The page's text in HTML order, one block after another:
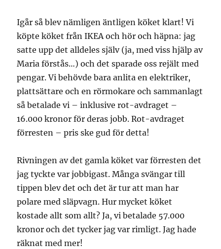
Igår så blev nämligen äntligen köket klart! Vi
köpte köket från IKEA och hör och häpna: jag
satte upp det alldeles själv (ja, med viss hjälp av
Maria förstås…) och det sparade oss rejält med
pengar. Vi behövde bara anlita en elektriker,
plattsättare och en rörmokare och sammanlagt
så betalade vi – inklusive rot-avdraget –
16.000 kronor för deras jobb. Rot-avdraget
förresten – pris ske gud för detta!
Rivningen av det gamla köket var förresten det
jag tyckte var jobbigast. Många svängar till
tippen blev det och det är tur att man har
polare med släpvagn. Hur mycket köket
kostade allt som allt? Ja, vi betalade 57.000
kronor och det tycker jag var rimligt. Jag hade
räknat med mer!